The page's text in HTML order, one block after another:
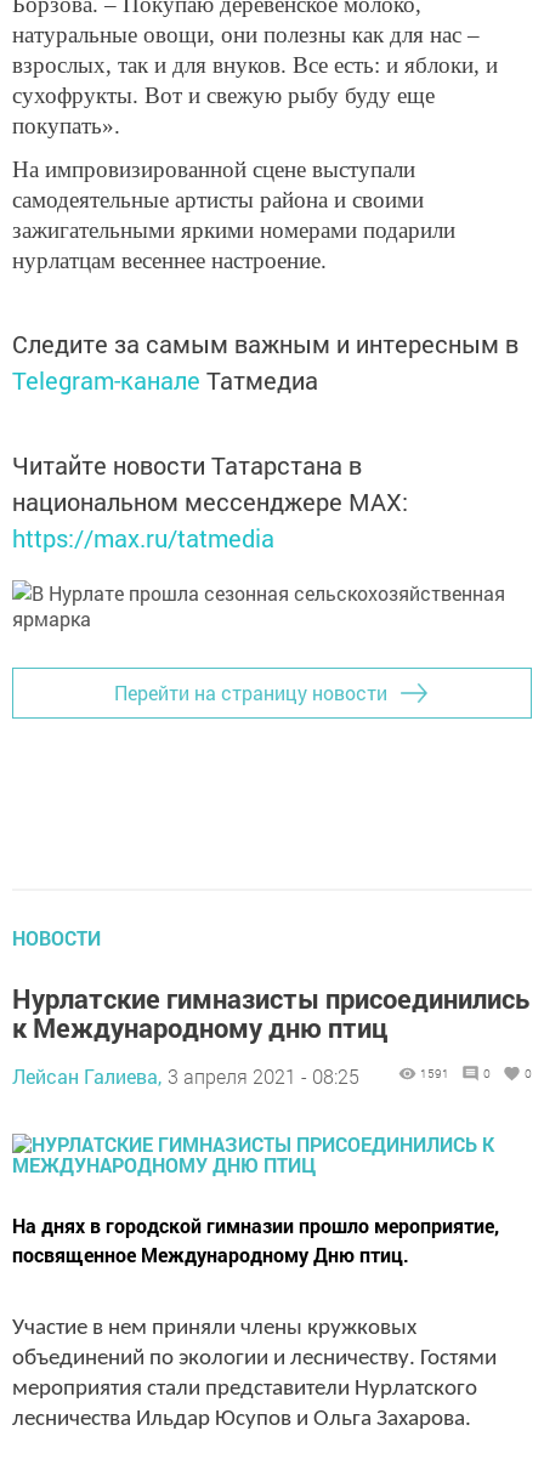
натуральные овощи, они полезны как для нас –
взрослых, так и для внуков. Все есть: и яблоки, и
сухофрукты. Вот и свежую рыбу буду еще
покупать».
На импровизированной сцене выступали
самодеятельные артисты района и своими
зажигательными яркими номерами подарили
нурлатцам весеннее настроение.
Следите за самым важным и интересным в
Telegram-канале Татмедиа
Читайте новости Татарстана в
национальном мессенджере MАХ:
https://max.ru/tatmedia
Перейти на страницу новости
НОВОСТИ
Нурлатские гимназисты присоединились
к Международному дню птиц
Лейсан Галиева, 3 апреля 2021 - 08:25 1591 0 0
На днях в городской гимназии прошло мероприятие,
посвященное Международному Дню птиц.
Участие в нем приняли члены кружковых
объединений по экологии и лесничеству. Гостями
мероприятия стали представители Нурлатского
лесничества Ильдар Юсупов и Ольга Захарова.